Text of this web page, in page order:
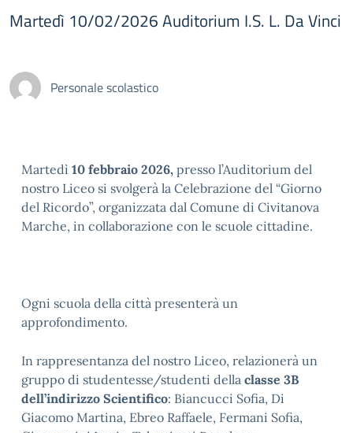
Martedì 10/02/2026 Auditorium I.S. L. Da Vinci
Personale scolastico
Martedì 10 febbraio 2026, presso l’Auditorium del
nostro Liceo si svolgerà la Celebrazione del “Giorno
del Ricordo”, organizzata dal Comune di Civitanova
Marche, in collaborazione con le scuole cittadine.
Ogni scuola della città presenterà un
approfondimento.
In rappresentanza del nostro Liceo, relazionerà un
gruppo di studentesse/studenti della classe 3B
dell’indirizzo Scientifico: Biancucci Sofia, Di
Giacomo Martina, Ebreo Raffaele, Fermani Sofia,